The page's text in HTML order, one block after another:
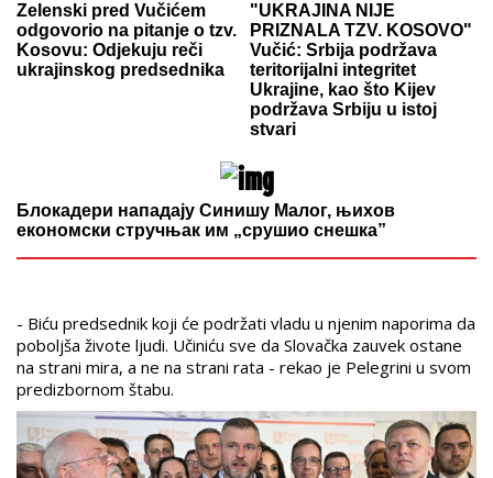
Zelenski pred Vučićem
odgovorio na pitanje o tzv.
Kosovu: Odjekuju reči
ukrajinskog predsednika
"UKRAJINA NIJE
PRIZNALA TZV. KOSOVO"
Vučić: Srbija podržava
teritorijalni integritet
Ukrajine, kao što Kijev
podržava Srbiju u istoj
stvari
Блокадери нападају Синишу Малог, њихов
економски стручњак им „срушио снешка”
- Biću predsednik koji će podržati vladu u njenim naporima da
poboljša živote ljudi. Učiniću sve da Slovačka zauvek ostane
na strani mira, a ne na strani rata - rekao je Pelegrini u svom
predizbornom štabu.